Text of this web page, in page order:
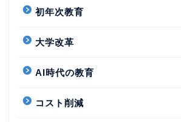
初年次教育
大学改革
AI時代の教育
コスト削減